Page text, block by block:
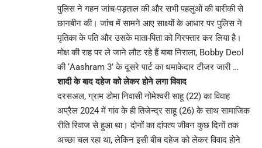
पुलिस ने गहन जांच-पड़ताल की और सभी पहलुओं की बारीकी से
छानबीन की। जांच में सामने आए साक्ष्यों के आधार पर पुलिस ने
मृतिका के पति और उसके माता-पिता को गिरफ्तार कर लिया है।
मोक्ष की राह पर ले जाने लौट रहे हैं बाबा निराला, Bobby Deol
की ‘Aashram 3’ के दूसरे पार्ट का धमाकेदार टीजर जारी …
शादी के बाद दहेज को लेकर होने लगा विवाद
दरसअल, ग्राम डोमा निवासी नोमेश्वरी साहू (22) का विवाह
अप्रैल 2024 में गांव के ही तिजेन्द्र साहू (26) के साथ सामाजिक
रीति रिवाज से हुआ था। दोनों का दांपत्य जीवन कुछ दिनों तक
अच्छा चल रहा था, लेकिन इसी बीच दहेज को लेकर विवाद होने